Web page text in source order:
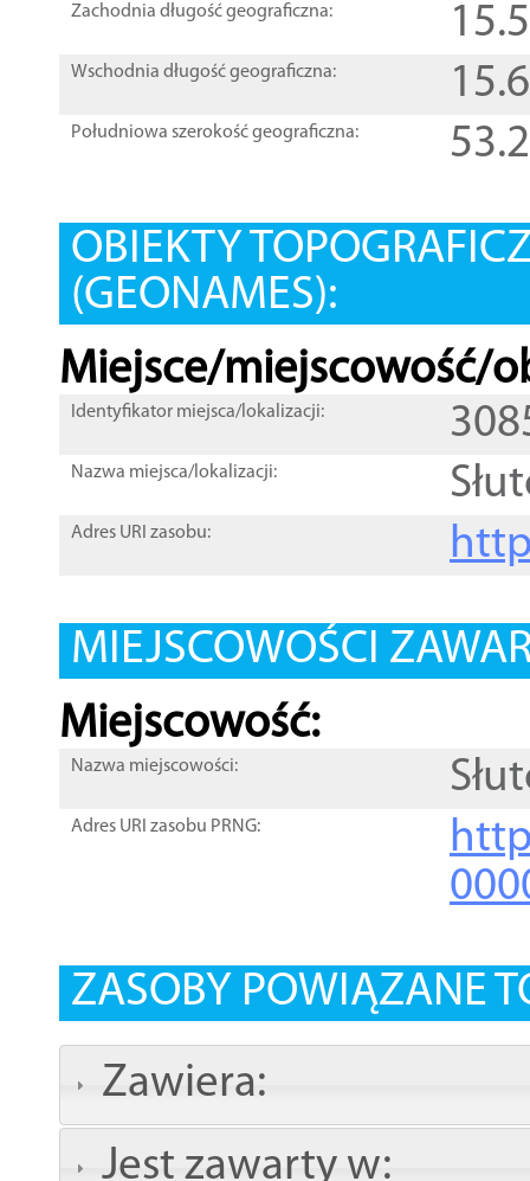
Zachodnia długość geograficzna:
Wschodnia długość geograficzna:
Południowa szerokość geograficzna:
OBIEKTY
(GEONAMES):
Miejsce/miejscowość/
Identyfikator miejsca/lokalizacji:
Nazwa miejsca/lokalizacji:
Adres URI zasobu:
MIEJSCOWOŚCI
Miejscowość:
Nazwa miejscowości:
Adres URI zasobu PRNG:
ZASOBY POWIĄZANE
Zawiera:
Jest zawarty w: